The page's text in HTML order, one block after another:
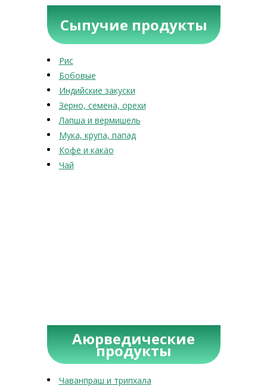
Сыпучие продукты
Рис
Бобовые
Индийские закуски
Зерно, семена, орехи
Лапша и вермишель
Мука, крупа, папад
Кофе и какао
Чай
Аюрведические
продукты
Чаванпраш и трипхала